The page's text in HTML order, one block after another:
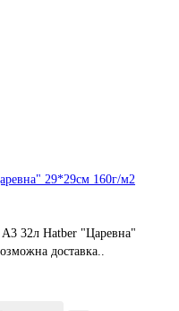
29*29см 160г/м2
А3 32л Hatber "Царевна"
доставка..